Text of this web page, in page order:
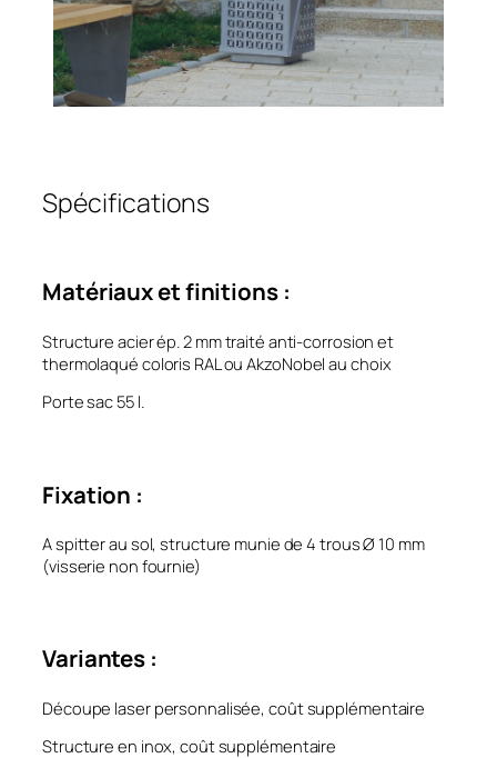
Spécifications
Matériaux et finitions :
Structure acier ép. 2 mm traité anti-corrosion et
thermolaqué coloris RAL ou AkzoNobel au choix
Porte sac 55 l.
Fixation :
A spitter au sol, structure munie de 4 trous Ø 10 mm
(visserie non fournie)
Variantes :
Découpe laser personnalisée, coût supplémentaire
Structure en inox, coût supplémentaire